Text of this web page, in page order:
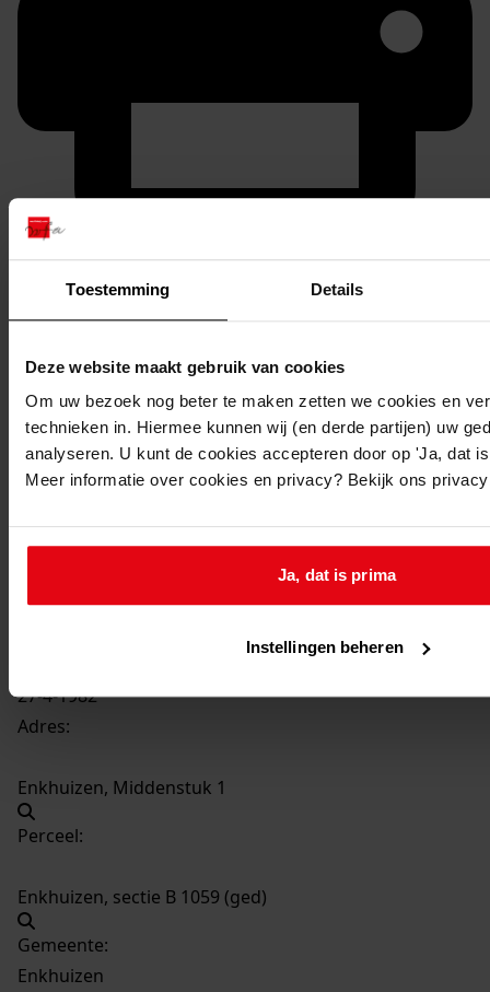
Toestemming Details
Deze website maakt gebruik van cookies
Om uw bezoek nog beter te maken zetten we cookies en
technieken in. Hiermee kunnen wij (en derde partijen) uw
analyseren. U kunt de cookies accepteren door op 'Ja, dat
Meer informatie over cookies en privacy? Bekijk ons
Ja, dat is prima
Instellingen beheren
Printen
duurzaam webadres
Inventaris
06. Nummers 251 tot en met 300
Datering:
Beschrijving:
27-4-1982
Adres:
Enkhuizen, Middenstuk 1
Perceel:
Enkhuizen, sectie B 1059 (ged)
Gemeente:
Enkhuizen